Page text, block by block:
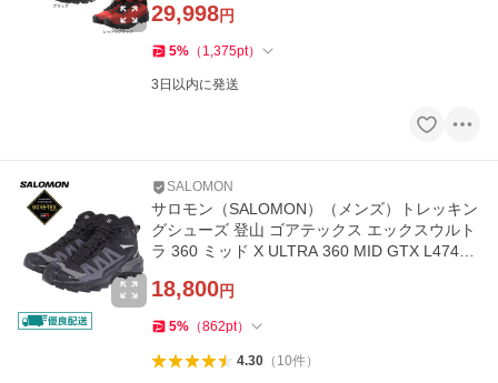
29,998円
5% （ 1,375pt）
3日以内に発送
SALOMON
サロモン（SALOMON）（メンズ）トレッキン
グシューズ 登山 ゴアテックス エックスウルト
ラ 360 ミッド X ULTRA 360 MID GTX L47447
18,800円
5% （862pt）
4.30（ 10件）